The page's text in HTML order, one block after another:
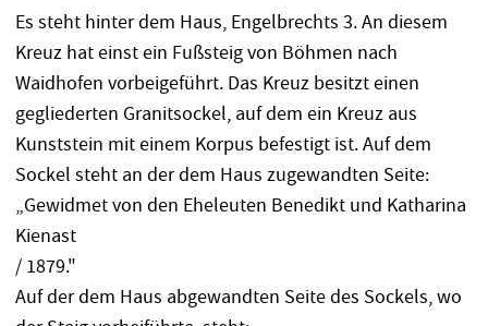
Es steht hinter dem Haus, Engelbrechts 3. An diesem
Kreuz hat einst ein Fußsteig von Böhmen nach
Waidhofen vorbeigeführt. Das Kreuz besitzt einen
gegliederten Granitsockel, auf dem ein Kreuz aus
Kunststein mit einem Korpus befestigt ist. Auf dem
Sockel steht an der dem Haus zugewandten Seite:
„Gewidmet von den Eheleuten Benedikt und Katharina
Kienast
/ 1879."
Auf der dem Haus abgewandten Seite des Sockels, wo